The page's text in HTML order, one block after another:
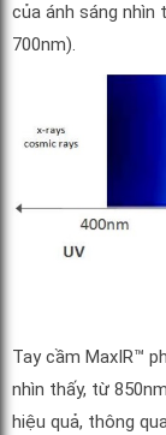
của ánh sáng nhìn
700nm).
Tay cầm MaxIR™
nhìn thấy, từ
hiệu quả, thông